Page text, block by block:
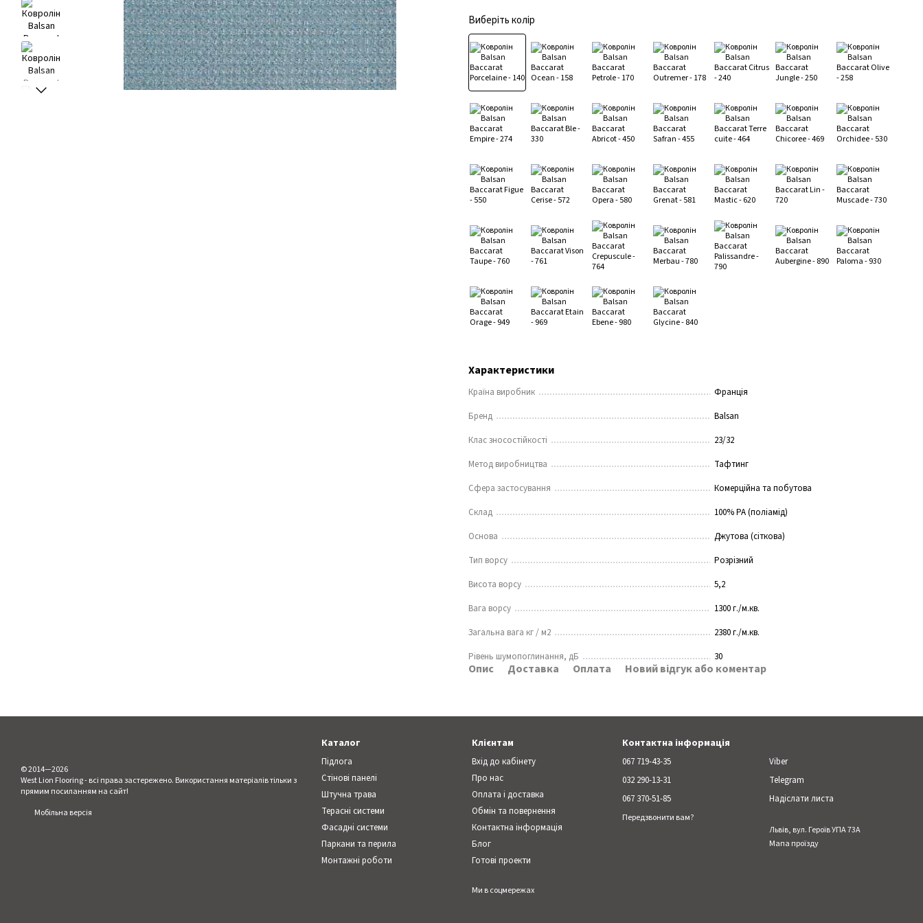
Виберіть колір
Характеристики
Країна виробник
Франція
Бренд
Balsan
Клас зносостійкості
23/32
Метод виробництва
Тафтинг
Сфера застосування
Комерційна та побутова
Склад
100% РА (поліамід)
Основа
Джутова (сіткова)
Тип ворсу
Розрізний
Висота ворсу
5,2
Вага ворсу
1300 г./м.кв.
Загальна вага кг / м2
2380 г./м.кв.
Рівень шумопоглинання, дБ
30
Опис Доставка Оплата Новий відгук або коментар
© 2014—2026
West Lion Flooring - всі права застережено. Використання матеріалів тільки з
прямим посиланням на сайт!
Мобільна версія
Каталог
Підлога
Стінові панелі
Штучна трава
Терасні системи
Фасадні системи
Паркани та перила
Монтажні роботи
Клієнтам
Вхід до кабінету
Про нас
Оплата і доставка
Обмін та повернення
Контактна інформація
Блог
Готові проекти
Ми в соцмережах
Контактна інформація
067 719-43-35
032 290-13-31
067 370-51-85
Передзвонити вам?
Viber
Telegram
Надіслати листа
Львів, вул. Героїв УПА 73А
Мапа проїзду